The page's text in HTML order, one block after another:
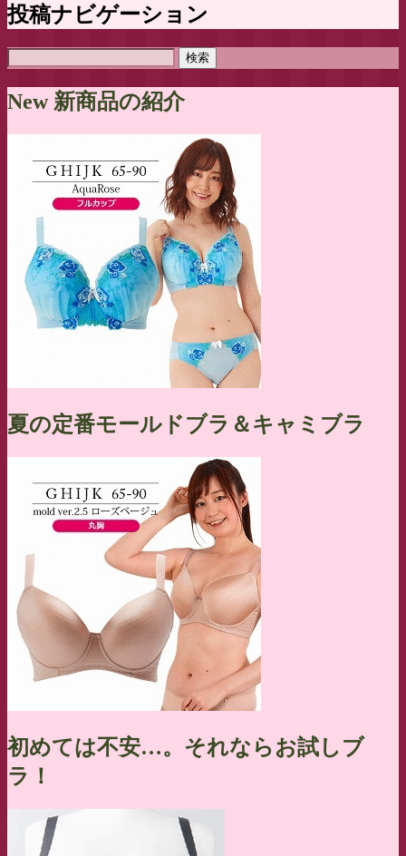
投稿ナビゲーション
検
索:
New 新商品の紹介
夏の定番モールドブラ＆キャミブラ
初めては不安…。それならお試しブ
ラ！